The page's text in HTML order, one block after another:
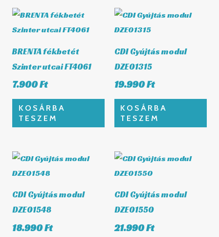
BRENTA fékbetét
Szinter utcai FT4061
7.900Ft
KOSÁRBA
TESZEM
CDI Gyújtás modul
DZE01315
19.990Ft
KOSÁRBA
TESZEM
CDI Gyújtás modul
DZE01548
18.990Ft
CDI Gyújtás modul
DZE01550
21.990Ft